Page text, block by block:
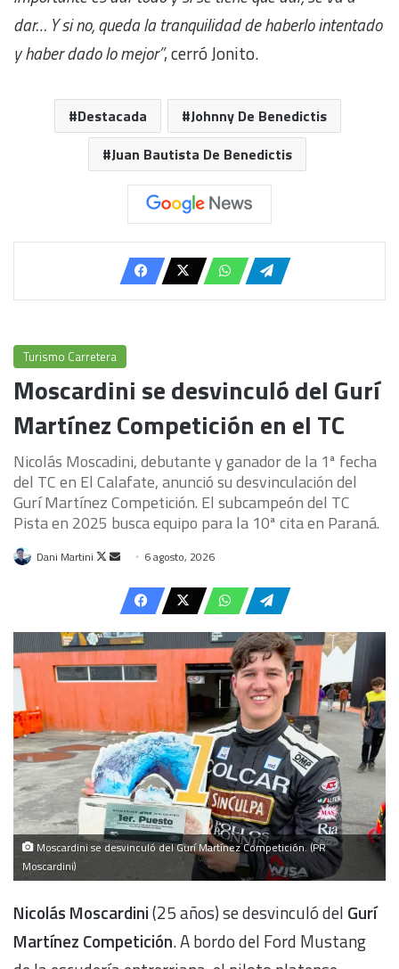
dar… Y si no, queda la tranquilidad de haberlo intentado
y haber dado lo mejor”, cerró Jonito.
Destacada
Johnny De Benedictis
Juan Bautista De Benedictis